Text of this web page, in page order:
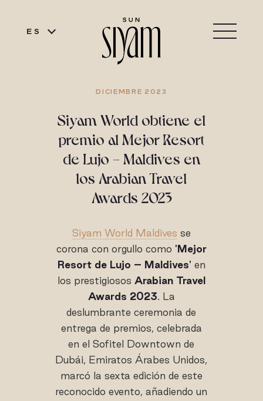
ES
DICIEMBRE 2023
Siyam World obtiene el
premio al Mejor Resort
de Lujo - Maldives en
los Arabian Travel
Awards 2023
Siyam World Maldives se
corona con orgullo como 'Mejor
Resort de Lujo – Maldives' en
los prestigiosos Arabian Travel
Awards 2023. La
deslumbrante ceremonia de
entrega de premios, celebrada
en el Sofitel Downtown de
Dubái, Emiratos Árabes Unidos,
marcó la sexta edición de este
reconocido evento, añadiendo un